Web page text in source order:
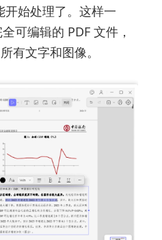
开始处理了。这样一
可编辑的 PDF 文件，
有文字和图像。